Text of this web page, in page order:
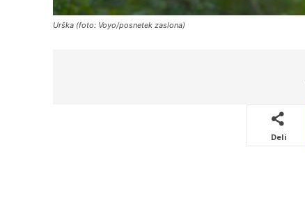
Urška (foto: Voyo/posnetek zaslona)
Deli